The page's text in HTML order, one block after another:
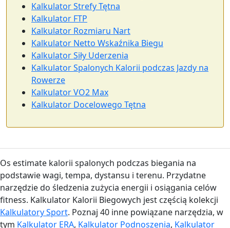
Kalkulator Strefy Tętna
Kalkulator FTP
Kalkulator Rozmiaru Nart
Kalkulator Netto Wskaźnika Biegu
Kalkulator Siły Uderzenia
Kalkulator Spalonych Kalorii podczas Jazdy na
Rowerze
Kalkulator VO2 Max
Kalkulator Docelowego Tętna
Os estimate kalorii spalonych podczas biegania na
podstawie wagi, tempa, dystansu i terenu. Przydatne
narzędzie do śledzenia zużycia energii i osiągania celów
fitness. Kalkulator Kalorii Biegowych jest częścią kolekcji
Kalkulatory Sport. Poznaj 40 inne powiązane narzędzia, w
tym Kalkulator ERA, Kalkulator Podnoszenia, Kalkulator